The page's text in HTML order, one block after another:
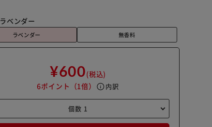
ラベンダー
ラベンダー 無香料
¥600(税込)
6ポイント （1倍） info 内訳